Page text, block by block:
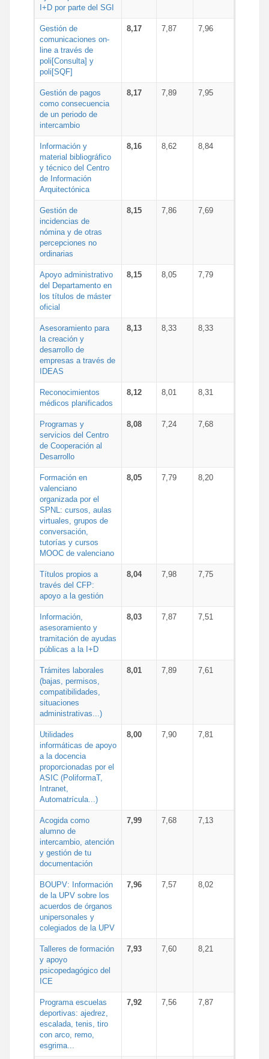
I+D por parte del SGI
Gestión de
comunicaciones on-
line a través de
poli[Consulta] y
poli[SQF]
8,17 7,87 7,96
Gestión de pagos
como consecuencia
de un periodo de
intercambio
8,17 7,89 7,95
Información y
material bibliográfico
y técnico del Centro
de Información
Arquitectónica
8,16 8,62 8,84
Gestión de
incidencias de
nómina y de otras
percepciones no
ordinarias
8,15 7,86 7,69
Apoyo administrativo
del Departamento en
los títulos de máster
oficial
8,15 8,05 7,79
Asesoramiento para
la creación y
desarrollo de
empresas a través de
IDEAS
8,13 8,33 8,33
Reconocimientos
médicos planificados
8,12 8,01 8,31
Programas y
servicios del Centro
de Cooperación al
Desarrollo
8,08 7,24 7,68
Formación en
valenciano
organizada por el
SPNL: cursos, aulas
virtuales, grupos de
conversación,
tutorías y cursos
MOOC de valenciano
8,05 7,79 8,20
Títulos propios a
través del CFP:
apoyo a la gestión
8,04 7,98 7,75
Información,
asesoramiento y
tramitación de ayudas
públicas a la I+D
8,03 7,87 7,51
Trámites laborales
(bajas, permisos,
compatibilidades,
situaciones
administrativas...)
8,01 7,89 7,61
Utilidades
informáticas de apoyo
a la docencia
proporcionadas por el
ASIC (PoliformaT,
Intranet,
Automatrícula...)
8,00 7,90 7,81
Acogida como
alumno de
intercambio, atención
y gestión de tu
documentación
7,99 7,68 7,13
BOUPV: Información
de la UPV sobre los
acuerdos de órganos
unipersonales y
colegiados de la UPV
7,96 7,57 8,02
Talleres de formación
y apoyo
psicopedagógico del
ICE
7,93 7,60 8,21
Programa escuelas
deportivas: ajedrez,
escalada, tenis, tiro
con arco, remo,
esgrima...
7,92 7,56 7,87